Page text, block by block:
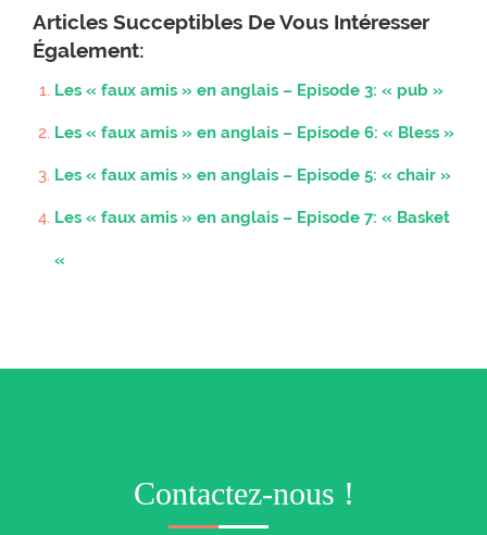
Articles Succeptibles De Vous Intéresser
Également:
Les « faux amis » en anglais – Episode 3: « pub »
Les « faux amis » en anglais – Episode 6: « Bless »
Les « faux amis » en anglais – Episode 5: « chair »
Les « faux amis » en anglais – Episode 7: « Basket
«
Contactez-nous !